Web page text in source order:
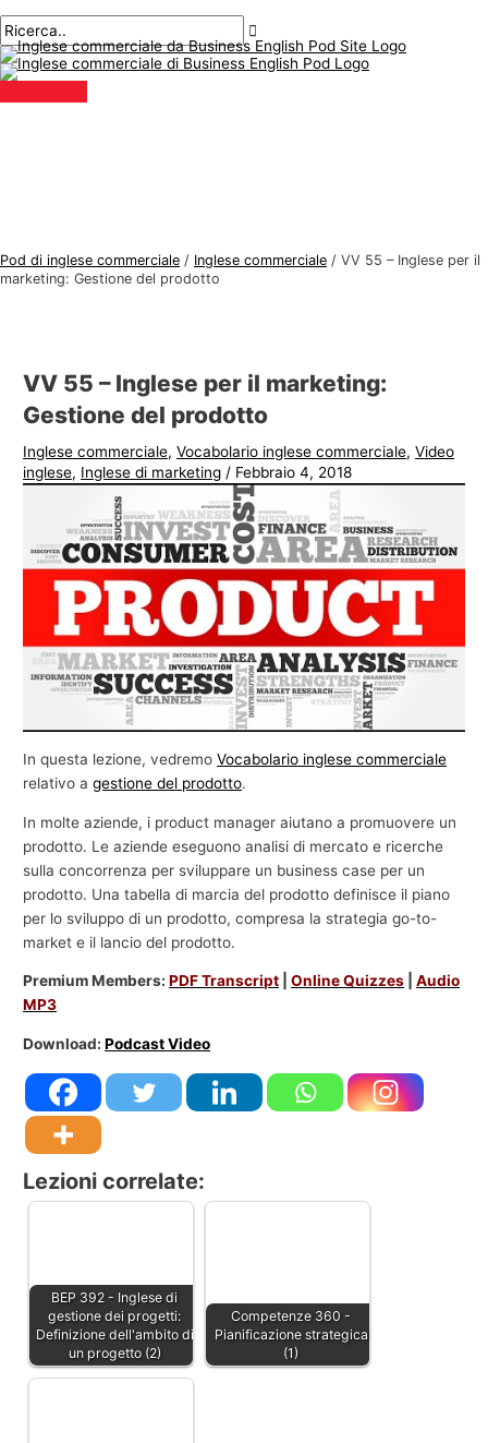
al
contenuto
principale
Pod di inglese commerciale / Inglese commerciale / VV 55 – Inglese per il
marketing: Gestione del prodotto
VV 55 – Inglese per il marketing:
Gestione del prodotto
Inglese commerciale,Vocabolario inglese commerciale,Video
inglese, Inglese di marketing / Febbraio 4, 2018
In questa lezione, vedremoVocabolario inglese commerciale
relativo agestione del prodotto.
In molte aziende, i product manager aiutano a promuovere un
prodotto. Le aziende eseguono analisi di mercato e ricerche
sulla concorrenza per sviluppare un business case per un
prodotto. Una tabella di marcia del prodotto definisce il piano
per lo sviluppo di un prodotto, compresa la strategia go-to-
market e il lancio del prodotto.
Premium Members:PDF Transcript |Online Quizzes |Audio
MP3
Download:Podcast Video
Lezioni correlate:
BEP 392 - Inglese di
gestione dei progetti:
Definizione dell'ambito di
un progetto (2)
Competenze 360 -
Pianificazione strategica
(1)
navigazione
qui..
mail*
A
r
g
o
d
g
l
e
s
o
a
C
e
r
c